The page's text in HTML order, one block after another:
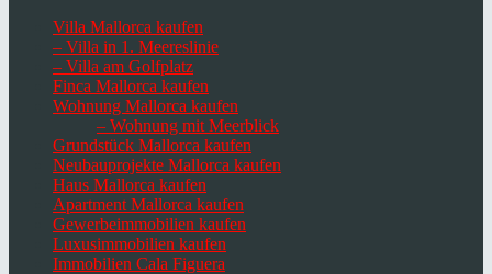
Villa Mallorca kaufen
– Villa in 1. Meereslinie
– Villa am Golfplatz
Finca Mallorca kaufen
Wohnung Mallorca kaufen
– Wohnung mit Meerblick
Grundstück Mallorca kaufen
Neubauprojekte Mallorca kaufen
Haus Mallorca kaufen
Apartment Mallorca kaufen
Gewerbeimmobilien kaufen
Luxusimmobilien kaufen
Immobilien Cala Figuera